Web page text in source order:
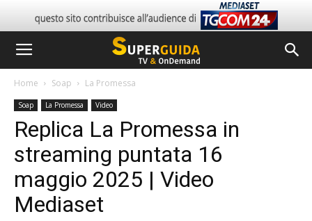
Home Soap La Promessa
Soap La Promessa Video
Replica La Promessa in
streaming puntata 16
maggio 2025 | Video
Mediaset